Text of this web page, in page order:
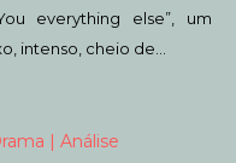
everything else”, um
intenso, cheio de…
| Análise